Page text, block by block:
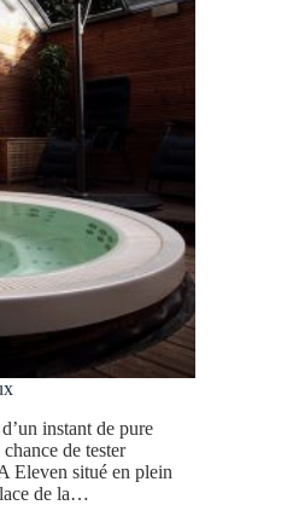
instant de pure
de tester
Eleven situé en plein
de la…